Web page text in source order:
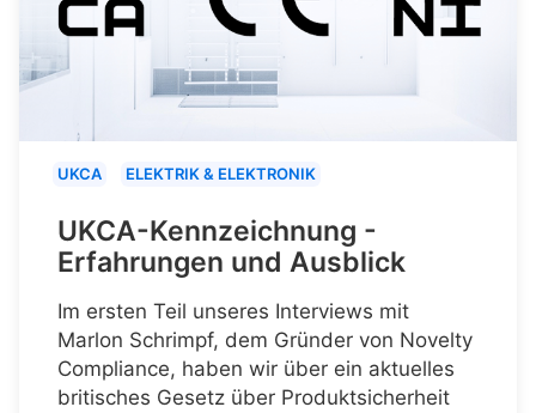
UKCA ELEKTRIK & ELEKTRONIK
UKCA-Kennzeichnung -
Erfahrungen und Ausblick
Im ersten Teil unseres Interviews mit
Marlon Schrimpf, dem Gründer von Novelty
Compliance, haben wir über ein aktuelles
britisches Gesetz über Produktsicherheit